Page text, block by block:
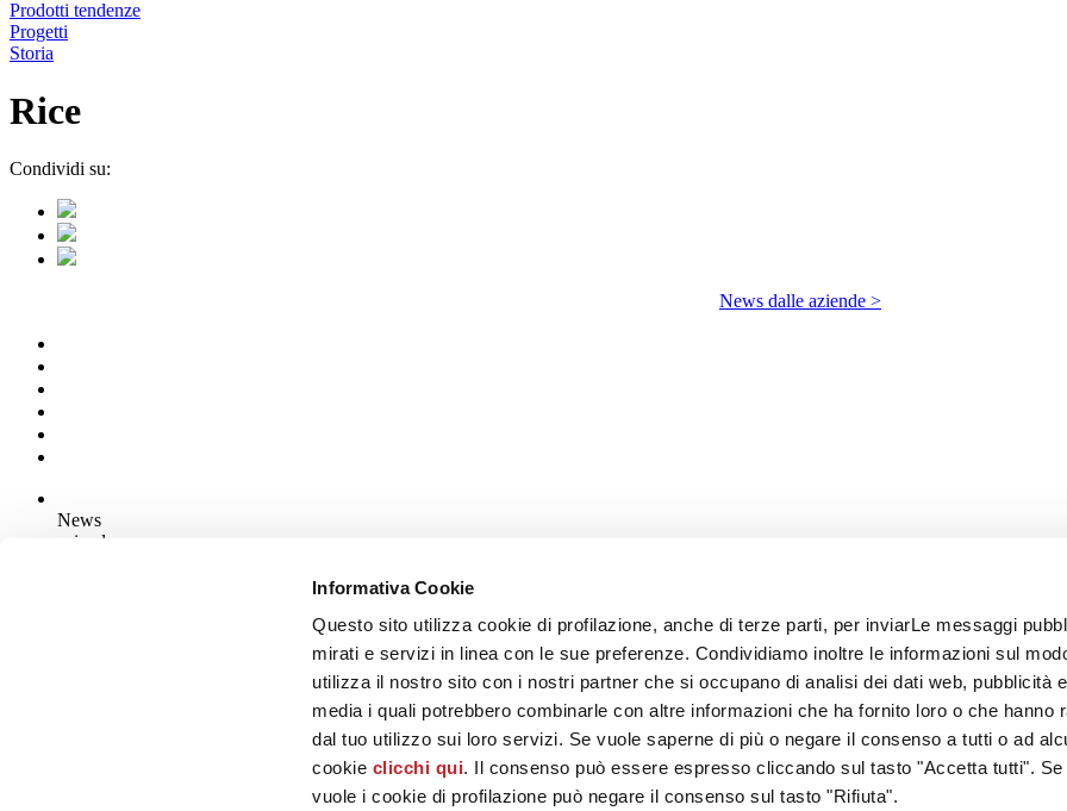
Informativa Cookie
Questo sito utilizza cookie di profilazione, anche di terze parti, per inviarLe messaggi
mirati e servizi in linea con le sue preferenze. Condividiamo inoltre le informazioni sul
utilizza il nostro sito con i nostri partner che si occupano di analisi dei dati web, pubblicità
media i quali potrebbero combinarle con altre informazioni che ha fornito loro o che hanno
dal tuo utilizzo sui loro servizi. Se vuole saperne di più o negare il consenso a tutti o ad
cookie clicchi qui. Il consenso può essere espresso cliccando sul tasto "Accetta tutti". Se
vuole i cookie di profilazione può negare il consenso sul tasto "Rifiuta".
Prodotti tendenze
Progetti
Storia
Rice
Condividi su:
News dalle aziende >
News
aziende
Viale Monte Santo, 40 - 41049 Sassuolo (MO) - Italy
Capitale Sociale: 2.500.000 euro - Codice fiscale e P.IVA 00853700367